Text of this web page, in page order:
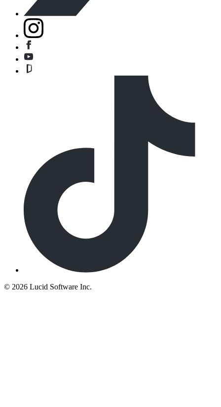
© 2026 Lucid Software Inc.